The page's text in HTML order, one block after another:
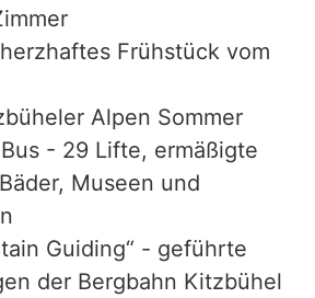
Frühstück vom
Alpen Sommer
- 29 Lifte, ermäßigte
Museen und
Guiding“ - geführte
der Bergbahn Kitzbühel